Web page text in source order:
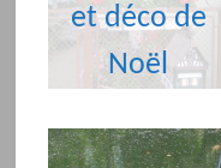
et déco de
Noël